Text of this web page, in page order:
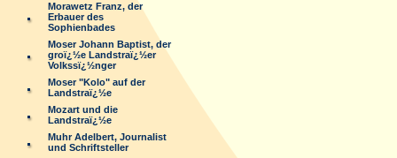
Morawetz Franz, der
Erbauer des
Sophienbades
Moser Johann Baptist, der
groï¿½e Landstraï¿½er
Volkssï¿½nger
Moser "Kolo" auf der
Landstraï¿½e
Mozart und die
Landstraï¿½e
Muhr Adelbert, Journalist
und Schriftsteller